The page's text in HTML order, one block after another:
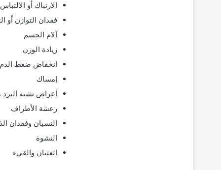
الارتباك أو الالتباس
فقدان التوازن أو
آلام الجسم
زيادة الوزن
انخفاض ضغط
إمساك
أعراض تشبه البرد
رعشة الأطراف
النسيان وفقدان
النشوة
الغثيان والقيء